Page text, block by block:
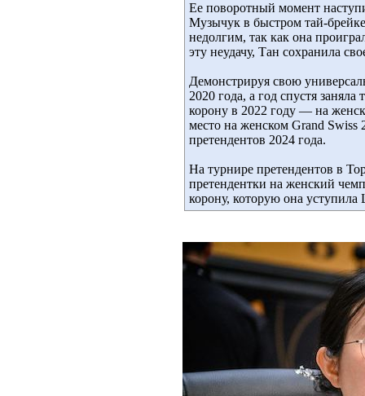
Ее поворотный момент
Музычук в быстром тай-
недолгим, так как она
эту неудачу, Тан сохранила
Демонстрируя свою
2020 года, а год спустя
корону в 2022 году — на
место на женском Grand Swiss
претендентов 2024 года.
На турнире претендентов в
претендентки на женский
корону, которую она